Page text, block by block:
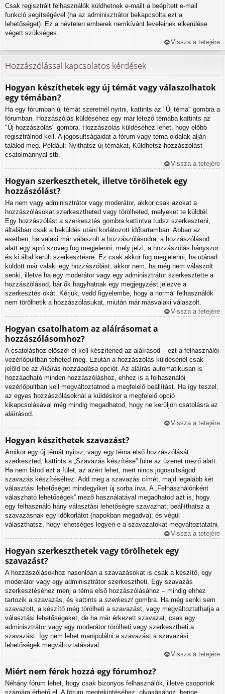
Csak regisztrált felhasználók küldhetnek e-mailt a beépített e-mail
funkció segítségével (ha az adminisztrátor bekapcsolta ezt a
lehetőséget). Ez a névtelen emberek nemkívánt leveleinek elkerülése
végett szükséges.
Vissza a tetejére
Hozzászólással kapcsolatos kérdések
Hogyan készíthetek egy új témát vagy válaszolhatok
egy témában?
Ha egy fórumban új témát szeretnél nyitni, kattints az "Új téma" gombra a
fórumban. Hozzászólás küldéséhez egy már létező témába kattints az
"Új hozzászólás" gombra. Hozzászólás küldéséhez lehet, hogy előbb
regisztrálnod kell. A jogosultságaidat a fórum vagy téma oldalak alján
találod meg. Például: Nyithatsz új témákat, Küldhetsz hozzászólást
csatolmánnyal stb.
Vissza a tetejére
Hogyan szerkeszthetek, illetve törölhetek egy
hozzászólást?
Ha nem vagy adminisztrátor vagy moderátor, akkor csak azokat a
hozzászólásokat szerkesztheted vagy törölheted, melyeket te küldtél.
Egy hozzászólást a szerkesztés gombra kattintva tudsz szerkeszteni,
általában csak a beküldés utáni korlátozott időtartamban. Abban az
esetben, ha valaki már válaszolt a hozzászólásodra, a hozzászólásod
alatt egy apró szöveg fog megjelenni, mely jelzi, a hozzászólás hányszor
és ki által került szerkesztésre. Ez csak akkor fog megjelenni, ha utánad
küldött már valaki egy hozzászólást, akkor nem, ha még nem válaszolt
senki, illetve ha egy moderátor vagy egy adminisztrátor szerkesztette a
hozzászólásod, bár ők hagyhatnak egy megjegyzést jelezve a
szerkesztés okát. Kérjük, vedd figyelembe, hogy a normál felhasználók
nem törölhetik a hozzászólásukat, miután már másvalaki válaszolt.
Vissza a tetejére
Hogyan csatolhatom az aláírásomat a
hozzászólásomhoz?
A csatoláshoz először el kell készítened az aláírásod – ezt a felhasználói
vezérlőpultban teheted meg. Ezután a hozzászólás küldésénél csak
jelöld be azAláírás hozzáadása opciót. Az aláírás automatikusan is
hozzáadható minden hozzászóláshoz, ehhez is a felhasználói
vezérlőpultban kell megváltoztatnod a megfelelő beállítást. Ha így teszel,
az egyes hozzászólásoknál a küldéskor a megfelelő opció
kikapcsolásával még mindig megadhatod, hogy ne kerüljön csatolásra az
aláírásod.
Vissza a tetejére
Hogyan készíthetek szavazást?
Amikor egy új témát nyitsz, vagy egy téma első hozzászólását
szerkeszted, kattints a „Szavazás készítése” fülre az üzenet mező alatt.
Ha nem látod ezt a fület, az azért lehet, mert nincs jogosultságod
szavazás készítéséhez. Add meg a szavazás címét, majd legalább két
választási lehetőséget mindegyiket új sorba írva. A „Felhasználónként
válaszható lehetőségek” mező használatával megadhatod azt is, hogy
egy felhasználó hány választási lehetőségre szavazhat; beállíthatsz a
szavazásnak egy időkorlátot (napokban megadva); és végül
választhatsz, hogy lehetséges legyen-e a szavazatokat megváltoztatatni.
Vissza a tetejére
Hogyan szerkeszthetek vagy törölhetek egy
szavazást?
A hozzászólásokhoz hasonlóan a szavazásokat is csak a készítő, egy
moderátor vagy egy adminisztrátor szerkesztheti. Egy szavazás
szerkesztéséhez menj a téma első hozzászólásához – mindig ehhez
tartozik a szavazás, és kattints a szerkeszt gombra. Ha még senki sem
szavazott, a készítő még törölheti a szavazást, vagy megváltoztathatja a
választási lehetőségeket, de ha már érkezett szavazat, csak egy
adminisztrátor vagy egy moderátor törölheti vagy szerkesztheti a
szavazást. Így nem lehet manipulálni a szavazást a szavazási
lehetőségek megváltoztatásával.
Vissza a tetejére
Miért nem férek hozzá egy fórumhoz?
Néhány fórum lehet, hogy csak bizonyos felhasználók, illetve csoportok
számára érhető el. A fórum megtekintéséhez, olvasásához, benne